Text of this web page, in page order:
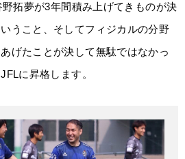
拓夢が3年間積み上げてきものが決
うこと、そしてフィジカルの分野
げたことが決して無駄ではなかっ
に昇格します。